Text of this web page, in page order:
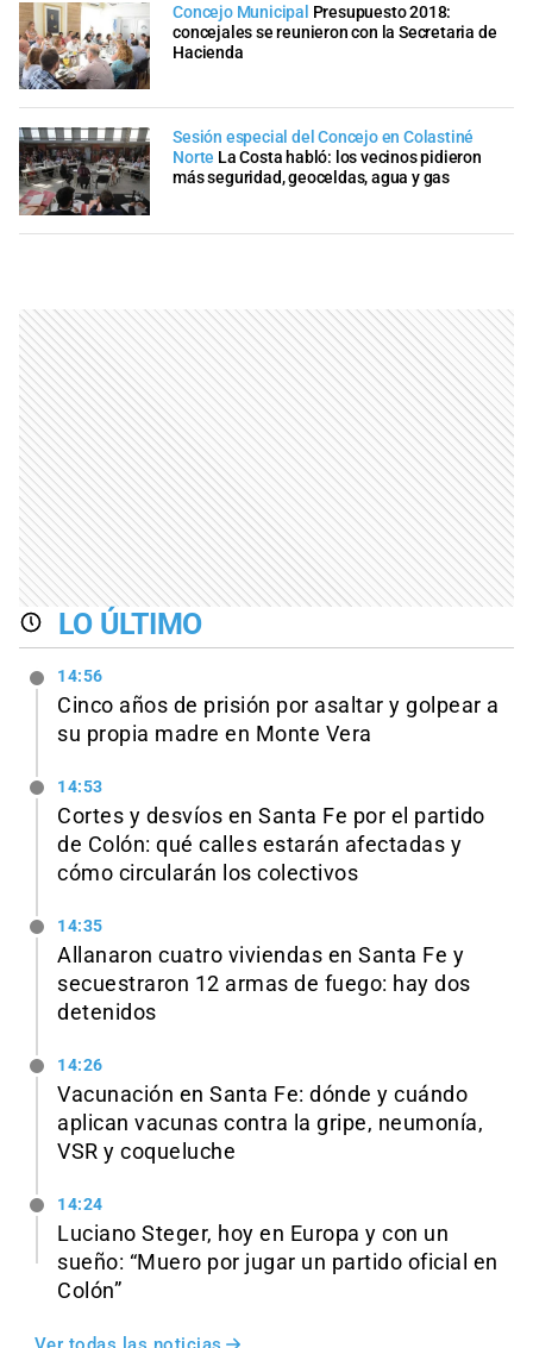
Concejo Municipal Presupuesto 2018:
concejales se reunieron con la Secretaria de
Hacienda
Sesión especial del Concejo en Colastiné
Norte La Costa habló: los vecinos pidieron
más seguridad, geoceldas, agua y gas
LO ÚLTIMO
14:56
Cinco años de prisión por asaltar y golpear a
su propia madre en Monte Vera
14:53
Cortes y desvíos en Santa Fe por el partido
de Colón: qué calles estarán afectadas y
cómo circularán los colectivos
14:35
Allanaron cuatro viviendas en Santa Fe y
secuestraron 12 armas de fuego: hay dos
detenidos
14:26
Vacunación en Santa Fe: dónde y cuándo
aplican vacunas contra la gripe, neumonía,
VSR y coqueluche
14:24
Luciano Steger, hoy en Europa y con un
sueño: “Muero por jugar un partido oficial en
Colón”